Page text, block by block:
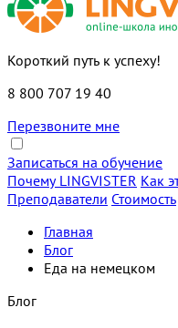
Короткий путь к успеху!
8 800 707 19 40
Перезвоните мне
Записаться на обучение
Почему LINGVISTER Как
Преподаватели Стоимость
Главная
Блог
Еда на немецком
Блог